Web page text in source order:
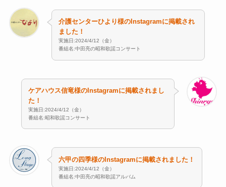
介護センターひより様のInstagramに掲載され
ました！
実施日:2024/4/12（金）
番組名:中田亮の昭和歌謡コンサート
ケアハウス信竜様のInstagramに掲載されまし
た！
実施日:2024/4/12（金）
番組名:昭和歌謡コンサート
六甲の四季様のInstagramに掲載されました！
実施日:2024/4/12（金）
番組名:中田亮の昭和歌謡アルバム